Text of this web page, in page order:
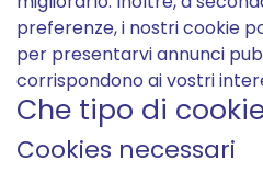
preferenze, i nostri cookie
per presentarvi annunci
corrispondono ai vostri
Che tipo di
Cookies necessari